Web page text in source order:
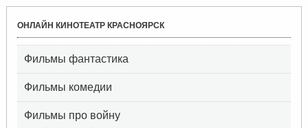
ОНЛАЙН КИНОТЕАТР КРАСНОЯРСК
Фильмы фантастика
Фильмы комедии
Фильмы про войну